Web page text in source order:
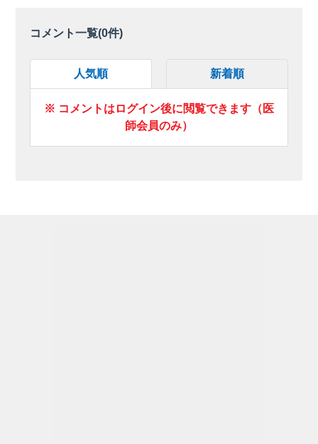
コメント一覧(0件)
人気順 新着順
※ コメントはログイン後に閲覧できます（医
師会員のみ）